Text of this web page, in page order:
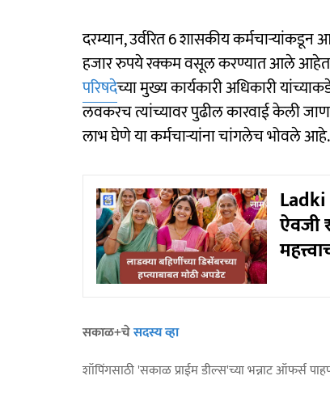
दरम्यान, उर्वरित 6 शासकीय
हजार रुपये रक्कम वसूल करण्यात आले आहेत..
परिषदेच्या मुख्य कार्यकारी अधिकारी
लवकरच त्यांच्यावर पुढील कारवाई केली
लाभ घेणे या कर्मचाऱ्यांना चांगलेच भोवले
Ladki
ऐवजी
सकाळ+चेसदस्य व्हा
शॉपिंगसाठी 'सकाळ प्राईम डील्स'च्या भन्नाट ऑफर्स